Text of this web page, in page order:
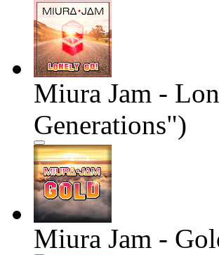
Miura Jam -
Generations")
Miura Jam -